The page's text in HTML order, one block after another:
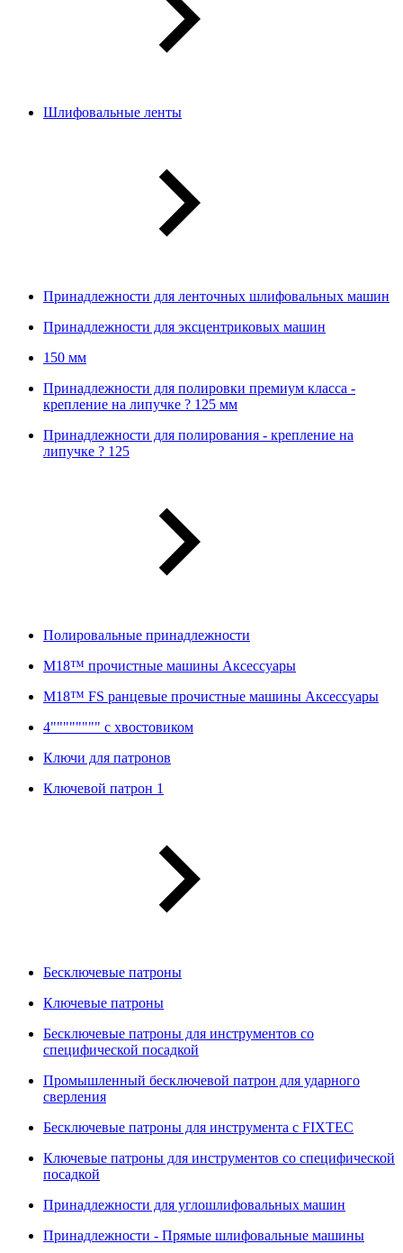
Шлифовальные ленты
Принадлежности для ленточных шлифовальных машин
Принадлежности для эксцентриковых машин
150 мм
Принадлежности для полировки премиум класса -
крепление на липучке ? 125 мм
Принадлежности для полирования - крепление на
липучке ? 125
Полировальные принадлежности
M18™ прочистные машины Аксессуары
M18™ FS ранцевые прочистные машины Аксессуары
4"""""""" с хвостовиком
Ключи для патронов
Ключевой патрон 1
Бесключевые патроны
Ключевые патроны
Бесключевые патроны для инструментов со
специфической посадкой
Промышленный бесключевой патрон для ударного
сверления
Бесключевые патроны для инструмента с FIXTEC
Ключевые патроны для инструментов со специфической
посадкой
Принадлежности для углошлифовальных машин
Принадлежности - Прямые шлифовальные машины